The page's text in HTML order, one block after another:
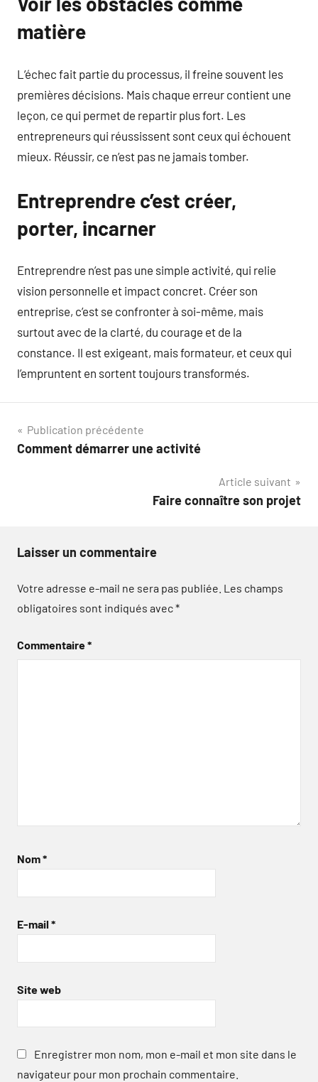
matière
L’échec fait partie du processus, il freine souvent les
premières décisions. Mais chaque erreur contient une
leçon, ce qui permet de repartir plus fort. Les
entrepreneurs qui réussissent sont ceux qui échouent
mieux. Réussir, ce n’est pas ne jamais tomber.
Entreprendre c’est créer,
porter, incarner
Entreprendre n’est pas une simple activité, qui relie
vision personnelle et impact concret. Créer son
entreprise, c’est se confronter à soi-même, mais
surtout avec de la clarté, du courage et de la
constance. Il est exigeant, mais formateur, et ceux qui
l’empruntent en sortent toujours transformés.
Navigation
de
Publication précédente
Comment démarrer une activité
Article suivant
Faire connaître son projet
Laisser un commentaire
Votre adresse e-mail ne sera pas publiée. Les champs
obligatoires sont indiqués avec*
Commentaire*
Nom*
E-mail *
Site web
Enregistrer mon nom, mon e-mail et mon site dans le
navigateur pour mon prochain commentaire.